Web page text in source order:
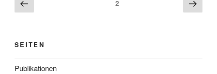
Seite
Seite2
Seite
SEITEN
Publikationen